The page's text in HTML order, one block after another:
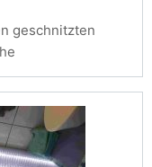
geschnitzten